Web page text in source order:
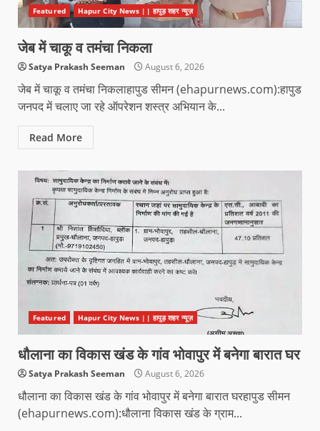
Featured Hapur City News || हापुड़ शहर न्यूज़
जेब में चाकू व तमंचा निकला
Satya Prakash Seeman August 6, 2026
जेब में चाकू व तमंचा निकलाहापुड सीमन (ehapurnews.com):हापुड
जनपद में चलाए जा रहे ऑपरेशन शस्त्र अभियान के...
Read More
Featured Hapur City News || हापुड़ शहर न्यूज़
धौलाना का विकास खंड के गांव भोवापुर में बनेगा बारात घर
Satya Prakash Seeman August 6, 2026
धौलाना का विकास खंड के गांव भोवापुर में बनेगा बारात घरहापुड सीमन
(ehapurnews.com):धौलाना विकास खंड के ग्राम...